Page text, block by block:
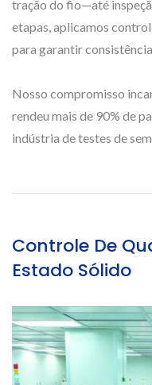
tração do fio—até
etapas, aplicamos
para garantir
Nosso compromisso
rendeu mais de 90% de
indústria de testes de
Controle De
Estado Sólido